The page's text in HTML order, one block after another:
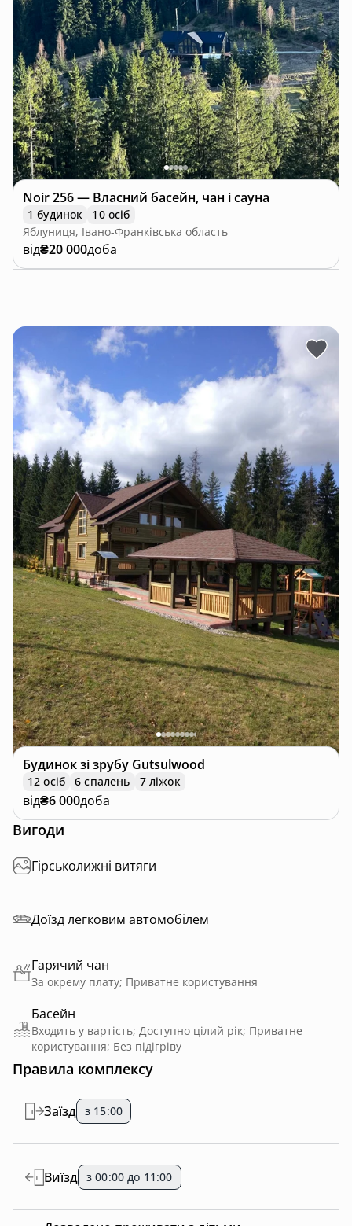
Noir 256 — Власний басейн, чан і сауна
1 будинок
10 осіб
Яблуниця, Івано-Франківська область
від₴20 000доба
Будинок зі зрубу Gutsulwood
12 осіб 6 спалень 7 ліжок
від₴6 000доба
Вигоди
Гірськолижні витяги
Доїзд легковим автомобілем
Гарячий чан
За окрему плату; Приватне користування
Басейн
Входить у вартість; Доступно цілий рік; Приватне
користування; Без підігріву
Правила комплексу
Заїзд з 15:00
Виїзд з 00:00 до 11:00